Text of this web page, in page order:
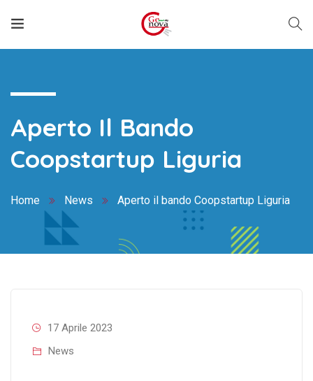
Aperto Il Bando
Coopstartup Liguria
Home News Aperto il bando Coopstartup Liguria
17 Aprile 2023
News